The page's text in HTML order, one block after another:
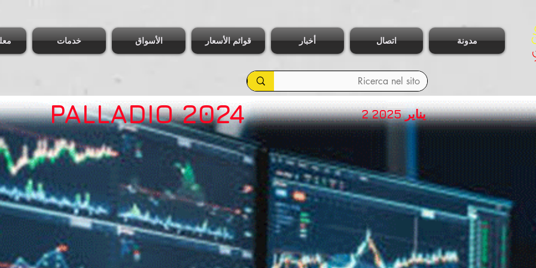
خدمات الأسواق قوائم الأسعار أخبار اتصال مدونة
PALLADIO 2024 2 يناير 2025